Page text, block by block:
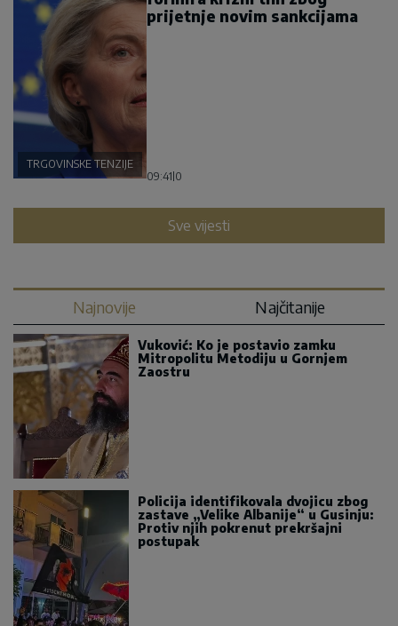
TRGOVINSKE TENZIJE
prijetnje novim sankcijama
09:41 0
Sve vijesti
Najnovije Najčitanije
Vuković: Ko je postavio zamku
Mitropolitu Metodiju u Gornjem
Zaostru
Policija identifikovala dvojicu zbog
zastave „Velike Albanije“ u Gusinju:
Protiv njih pokrenut prekršajni
postupak